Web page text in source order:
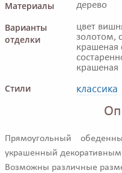
Материалы дерево
Варианты
отделки
цвет
золотом,
крашеная
крашеная
Стили классика
Прямоугольный
украшенный
Возможны различные